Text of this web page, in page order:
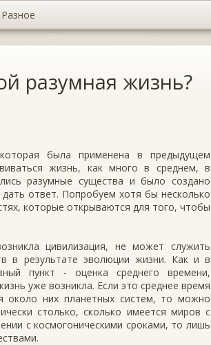
Разное
разумная жизнь?
была применена в предыдущем
жизнь, как много в среднем, в
разумные существа и было создано
ответ. Попробуем хотя бы несколько
которые открываются для того, чтобы
цивилизация, не может служить
в результате эволюции жизни. Как и в
пункт - оценка среднего времени,
уже возникла. Если это среднее время
около них планетных систем, то можно
столько, сколько имеется миров с
с космогоническими сроками, то лишь